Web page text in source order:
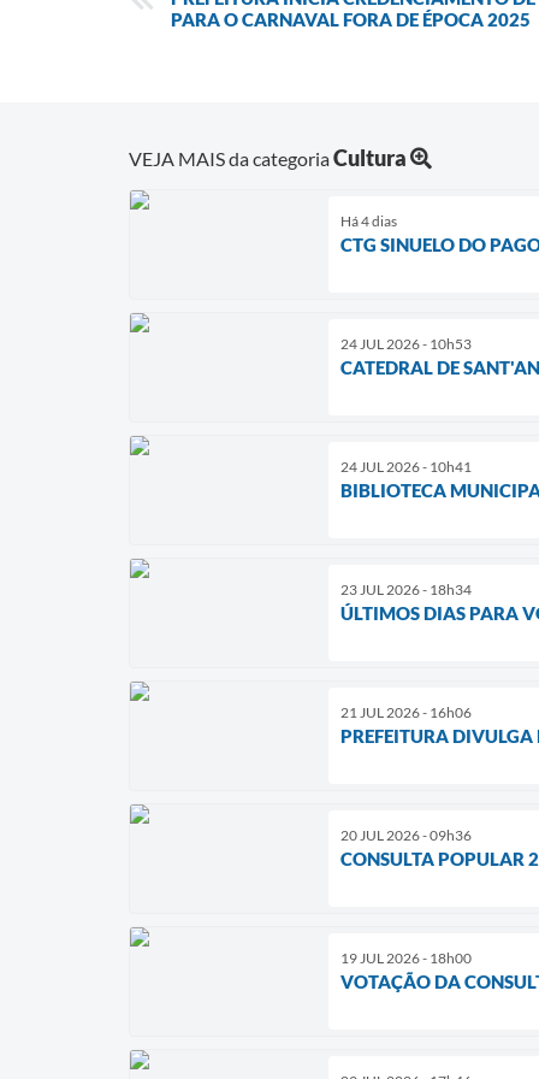
PARA O CARNAVAL FORA DE ÉPOCA 2025
VEJA MAIS da categoriaCultura
Há 4 dias
CTG SINUELO DO
24 JUL 2026 - 10h53
CATEDRAL DE
24 JUL 2026 - 10h41
BIBLIOTECA
23 JUL 2026 - 18h34
ÚLTIMOS DIAS PARA
21 JUL 2026 - 16h06
PREFEITURA
20 JUL 2026 - 09h36
CONSULTA POPULAR
19 JUL 2026 - 18h00
VOTAÇÃO DA